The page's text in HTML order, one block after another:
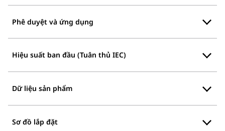
Phê duyệt và ứng dụng
Hiệu suất ban đầu (Tuân thủ IEC)
Dữ liệu sản phẩm
Sơ đồ lắp đặt